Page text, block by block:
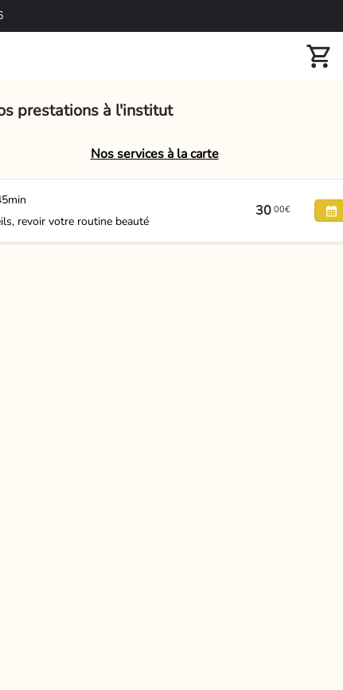
prestations à l'institut
Nos services à la carte
revoir votre routine beauté
30 00€